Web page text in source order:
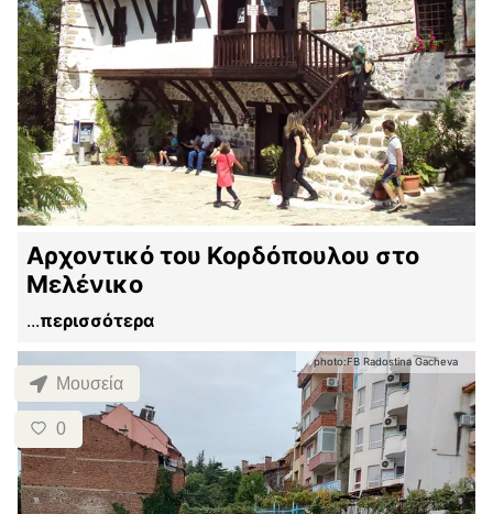
Αρχοντικό του Κορδόπουλου στο
Μελένικο
...περισσότερα
photo:FB Radostina Gacheva
Μουσεία
0